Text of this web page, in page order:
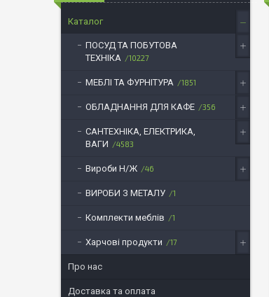
Каталог
ПОСУД ТА ПОБУТОВА
ТЕХНІКА
10227
МЕБЛІ ТА ФУРНІТУРА 1851
ОБЛАДНАННЯ ДЛЯ КАФЕ 356
САНТЕХНІКА, ЕЛЕКТРИКА,
ВАГИ
4583
Вироби Н/Ж 46
ВИРОБИ З МЕТАЛУ 1
Комплекти меблів 1
Харчові продукти 17
Про нас
Доставка та оплата